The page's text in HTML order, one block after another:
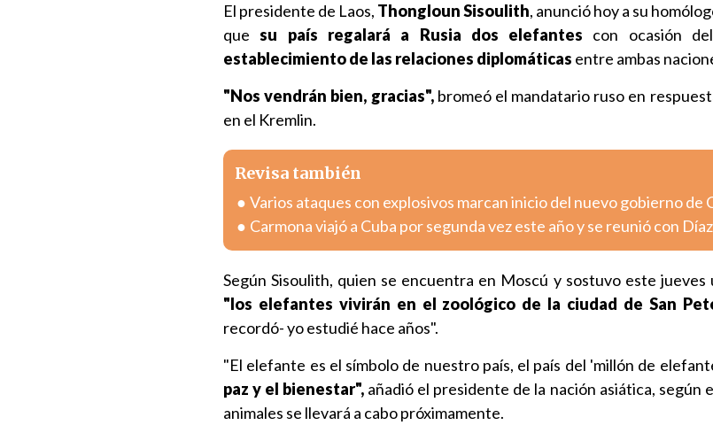
El presidente de Laos, Thongloun Sisoulith, anunció hoy a su
quesu país regalará a Rusia dos elefantes con ocasión del
establecimiento de las relaciones diplomáticas entre ambas
"Nos vendrán bien, gracias",bromeó el mandatario ruso en
en el Kremlin.
Revisa también
Varios ataques con explosivos marcan inicio del nuevo gobierno de
Carmona viajó a Cuba por segunda vez este año y se reunió con
Según Sisoulith, quien se encuentra en Moscú y sostuvo este jueves
"los elefantes vivirán en el zoológico de la ciudad de San
recordó- yo estudié hace años".
"El elefante es el símbolo de nuestro país, el país del 'millón de
paz y el bienestar", añadió el presidente de la nación asiática, según
animales se llevará a cabo próximamente.